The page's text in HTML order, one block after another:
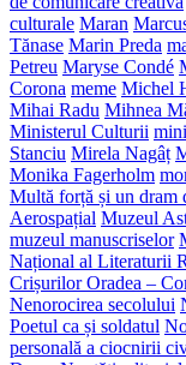
culturale Maran
Tănase Marin Preda
Petreu Maryse Condé
Corona meme Michel
Mihai Radu Mihnea
Ministerul Culturii
Stanciu Mirela Nagâț
Monika Fagerholm
Multă forță și un dram
Aerospațial Muzeul
muzeul manuscriselor
Național al Literaturii
Crișurilor Oradea –
Nenorocirea secolului
Poetul ca și soldatul
personală a ciocnirii